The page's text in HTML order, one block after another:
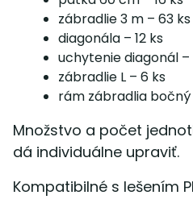
zábradlie 3 m – 63 ks
diagonála – 12 ks
uchytenie diagonál –
zábradlie L – 6 ks
rám zábradlia bočný
Množstvo a počet
dá individuálne upraviť.
Kompatibilné s lešením